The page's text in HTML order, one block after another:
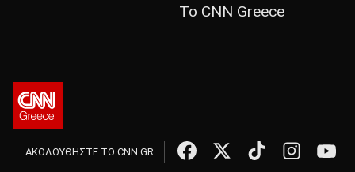
Το CNN Greece
ΑΚΟΛΟΥΘΗΣΤΕ ΤΟ CNN.GR